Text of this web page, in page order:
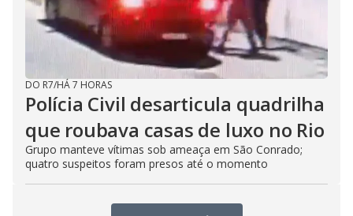
DO R7/HÁ 7 HORAS
Polícia Civil desarticula quadrilha
que roubava casas de luxo no Rio
Grupo manteve vítimas sob ameaça em São Conrado;
quatro suspeitos foram presos até o momento